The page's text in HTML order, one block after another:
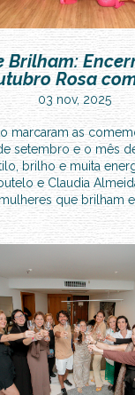
Brilham:
Rosa
03 nov, 2025
marcaram as
setembro e o mês
brilho e muita
e Claudia
mulheres que brilham e